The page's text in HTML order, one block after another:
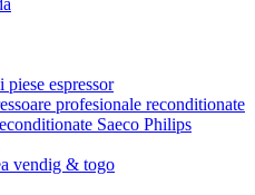
piese espressor
profesionale reconditionate
Saeco Philips
vendig & togo